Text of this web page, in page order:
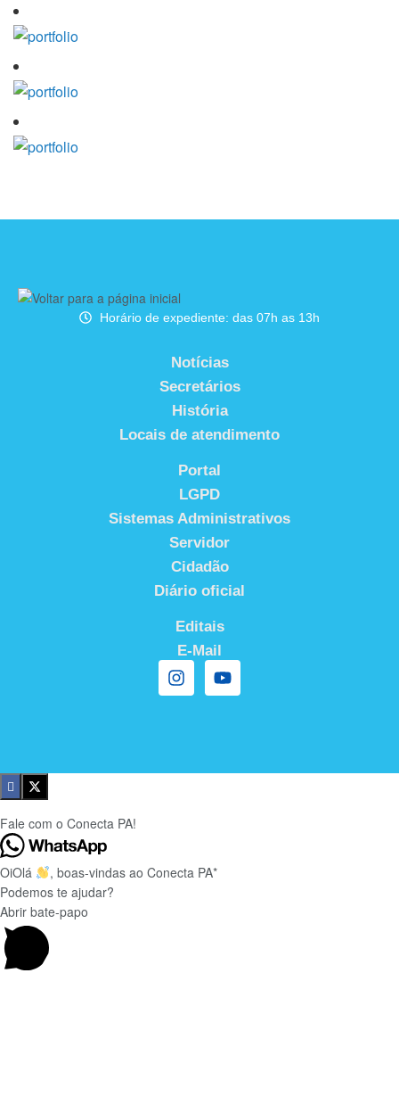
Horário de expediente: das 07h as 13h
Notícias
Secretários
História
Locais de atendimento
Portal
LGPD
Sistemas Administrativos
Servidor
Cidadão
Diário oficial
Editais
E-Mail
Fale com o Conecta PA!
OiOlá
, boas-vindas ao Conecta PA*
Podemos te ajudar?
Abrir bate-papo